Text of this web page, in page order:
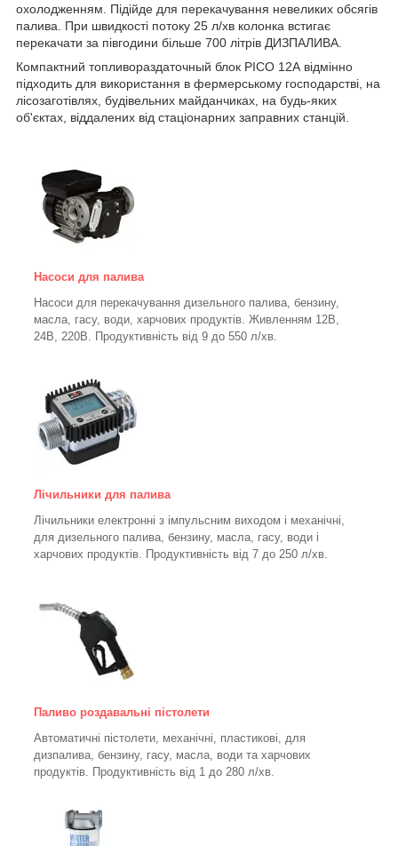
охолодженням. Підійде для перекачування невеликих обсягів
палива. При швидкості потоку 25 л/хв колонка встигає
перекачати за півгодини більше 700 літрів ДИЗПАЛИВА.
Компактний топливораздаточный блок PICO 12А відмінно
підходить для використання в фермерському господарстві, на
лісозаготівлях, будівельних майданчиках, на будь-яких
об'єктах, віддалених від стаціонарних заправних станцій.
Насоси для палива
Насоси для перекачування дизельного палива, бензину,
масла, гасу, води, харчових продуктів. Живленням 12В,
24В, 220В. Продуктивність від 9 до 550 л/хв.
Лічильники для палива
Лічильники електронні з імпульсним виходом і механічні,
для дизельного палива, бензину, масла, гасу, води і
харчових продуктів. Продуктивність від 7 до 250 л/хв.
Паливо роздавальні пістолети
Автоматичні пістолети, механічні, пластикові, для
дизпалива, бензину, гасу, масла, води та харчових
продуктів. Продуктивність від 1 до 280 л/хв.